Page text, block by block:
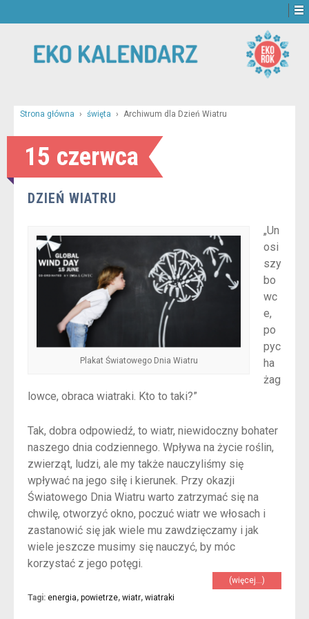
Strona główna › święta › Archiwum dla Dzień Wiatru
15 czerwca
DZIEŃ WIATRU
Plakat Światowego Dnia Wiatru
„Un
osi
szy
bo
wc
e,
po
pyc
ha
żag
lowce, obraca wiatraki. Kto to taki?”
Tak, dobra odpowiedź, to wiatr, niewidoczny bohater
naszego dnia codziennego. Wpływa na życie roślin,
zwierząt, ludzi, ale my także nauczyliśmy się
wpływać na jego siłę i kierunek. Przy okazji
Światowego Dnia Wiatru warto zatrzymać się na
chwilę, otworzyć okno, poczuć wiatr we włosach i
zastanowić się jak wiele mu zawdzięczamy i jak
wiele jeszcze musimy się nauczyć, by móc
korzystać z jego potęgi.
(więcej…)
Tagi: energia, powietrze, wiatr, wiatraki